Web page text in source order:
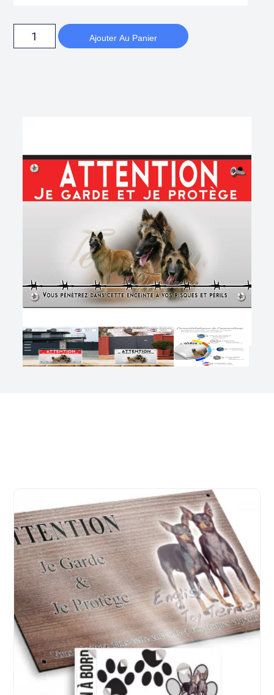
Ajouter Au Panier